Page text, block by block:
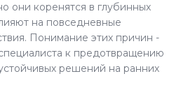
они коренятся в глубинных
на повседневные
Понимание этих причин -
к предотвращению
решений на ранних